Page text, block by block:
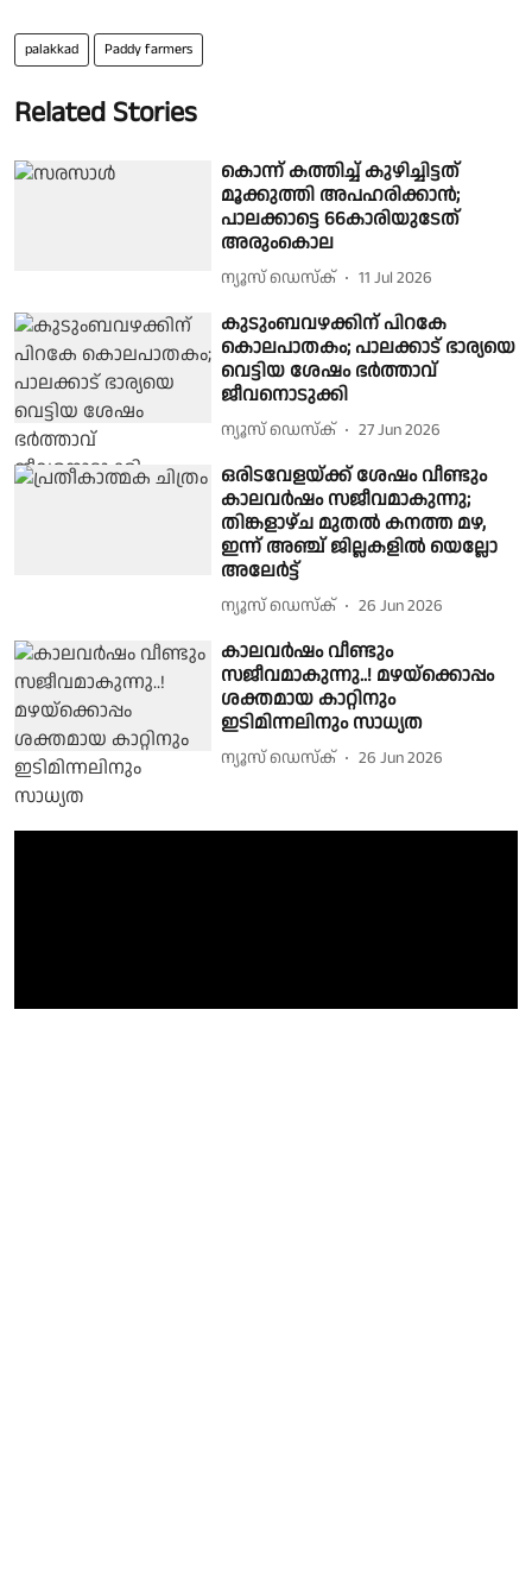
palakkad Paddy farmers
Related Stories
കൊന്ന് കത്തിച്ച് കുഴിച്ചിട്ടത്
മൂക്കുത്തി അപഹരിക്കാൻ;
പാലക്കാട്ടെ 66കാരിയുടേത്
അരുംകൊല
ന്യൂസ് ഡെസ്ക് 11 Jul 2026
കുടുംബവഴക്കിന് പിറകേ
കൊലപാതകം; പാലക്കാട് ഭാര്യയെ
വെട്ടിയ ശേഷം ഭർത്താവ്
ജീവനൊടുക്കി
ന്യൂസ് ഡെസ്ക് 27 Jun 2026
ഒരിടവേളയ്ക്ക് ശേഷം വീണ്ടും
കാലവർഷം സജീവമാകുന്നു;
തിങ്കളാഴ്ച മുതൽ കനത്ത മഴ,
ഇന്ന് അഞ്ച് ജില്ലകളിൽ യെല്ലോ
അലേർട്ട്
ന്യൂസ് ഡെസ്ക് 26 Jun 2026
കാലവർഷം വീണ്ടും
സജീവമാകുന്നു..! മഴയ്‌ക്കൊപ്പം
ശക്തമായ കാറ്റിനും
ഇടിമിന്നലിനും സാധ്യത
ന്യൂസ് ഡെസ്ക് 26 Jun 2026